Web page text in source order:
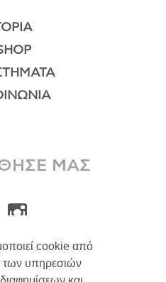
cookie από
των υπηρεσιών
ΜΑΣ
2026